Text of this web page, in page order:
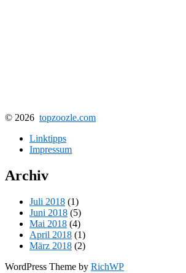
© 2026 topzoozle.com
Linktipps
Impressum
Archiv
Juli 2018 (1)
Juni 2018 (5)
Mai 2018 (4)
April 2018 (1)
März 2018 (2)
WordPress Theme by RichWP